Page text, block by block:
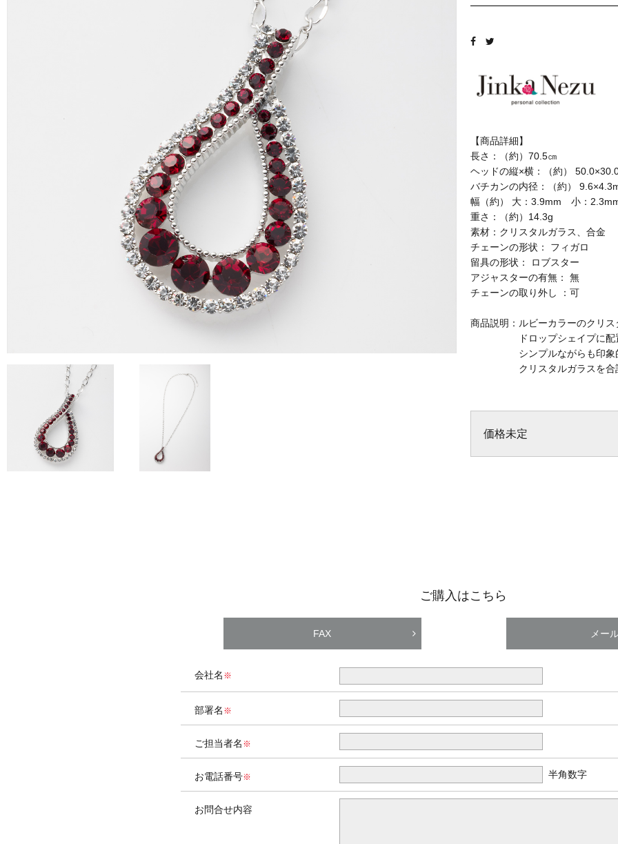
【商品詳細】
長さ：（約）70.5㎝
ヘッドの縦×横：（約）
バチカンの内径：（約）
幅（約） 大：3.9mm 小：
重さ：（約）14.3g
素材：クリスタルガラス、合金
チェーンの形状： フィガロ
留具の形状： ロブスター
アジャスターの有無： 無
チェーンの取り外し ：可
商品説明：ルビーカラーのクリ
ドロップシェイプに配
シンプルながらも印象的に
クリスタルガラスを合計60
価格未定
ご購入はこちら
FAX メー
会社名
部署名
ご担当者名
お電話番号 半角数字
お問合せ内容